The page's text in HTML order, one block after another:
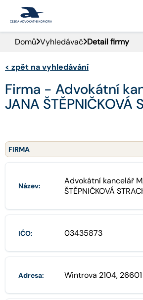
PORTÁL ČAK
DOMŮ
AKTUALITY
PRO VEŘEJNOST
Domů Vyhledávač Detail firmy
< zpět na vyhledávání
Firma - Advokátní
JANA ŠTĚPNIČKOVÁ
FIRMA
Název:
Advokátní kancelář
ŠTĚPNIČKOVÁ
IČO: 03435873
Adresa: Wintrova 2104,